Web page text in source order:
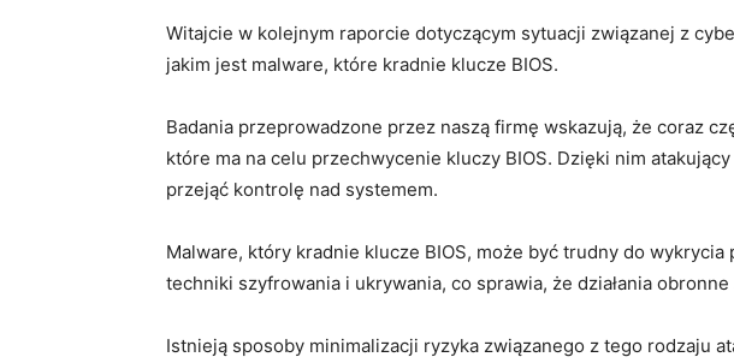
Witajcie w kolejnym raporcie dotyczącym sytuacji związanej z
jakim jest malware, które kradnie klucze BIOS.
Badania przeprowadzone przez naszą firmę wskazują, że coraz
które ma na celu przechwycenie kluczy BIOS. Dzięki nim
przejąć kontrolę nad systemem.
Malware, który kradnie klucze BIOS, może być trudny do
techniki szyfrowania i ukrywania, co sprawia, że działania
Istnieją sposoby minimalizacji ryzyka związanego z tego rodzaju